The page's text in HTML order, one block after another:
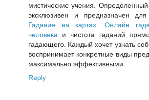
мистические учения.
эксклюзивен и предназначен
Гадание на картах. Онлайн
человека и чистота гаданий
гадающего. Каждый хочет узнать
воспринимает конкретные виды
максимально эффективными.
Reply